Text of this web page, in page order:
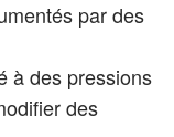
par des
à des pressions
des